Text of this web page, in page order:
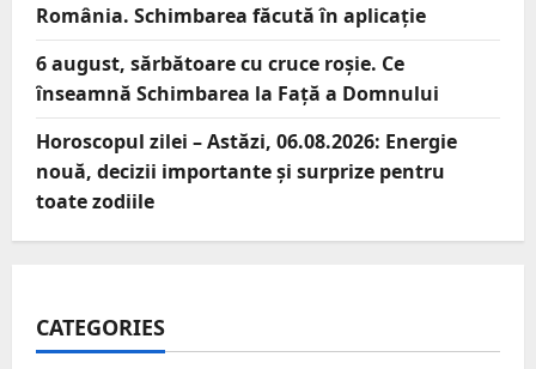
România. Schimbarea făcută în aplicație
6 august, sărbătoare cu cruce roșie. Ce
înseamnă Schimbarea la Față a Domnului
Horoscopul zilei – Astăzi, 06.08.2026: Energie
nouă, decizii importante și surprize pentru
toate zodiile
CATEGORIES